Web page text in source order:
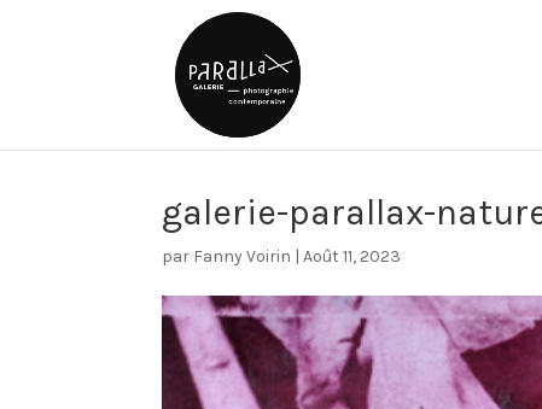
galerie-parallax-
par Fanny Voirin |Août 11, 2023